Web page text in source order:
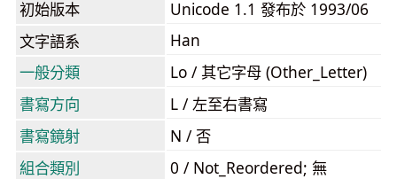
初始版本
Unicode 1.1 發布於 1993/06
文字語系
Han
一般分類
Lo / 其它字母 (Other_Letter)
書寫方向
L / 左至右書寫
書寫鏡射
N / 否
組合類別
0 / Not_Reordered; 無